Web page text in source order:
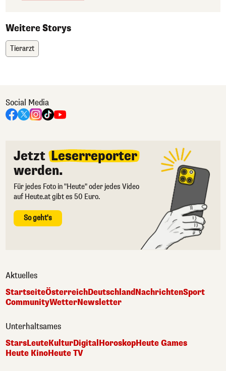
Weitere Storys
Tierarzt
Social Media
Jetzt Leserreporter
werden.
Für jedes Foto in "Heute" oder jedes Video
auf Heute.at gibt es 50 Euro.
So geht's
Aktuelles
StartseiteÖsterreichDeutschlandNachrichtenSport
CommunityWetterNewsletter
Unterhaltsames
StarsLeuteKulturDigitalHoroskopHeute Games
Heute KinoHeute TV